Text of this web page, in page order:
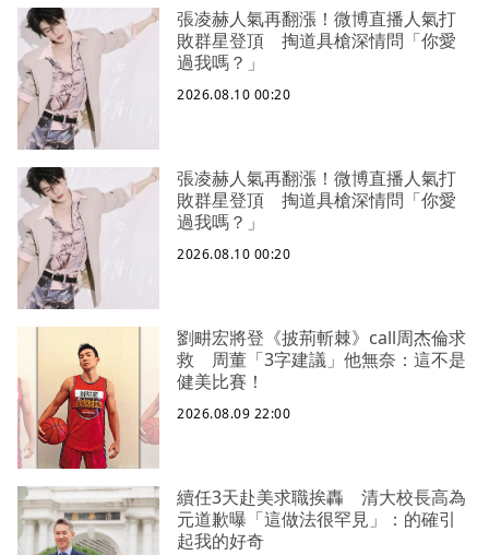
張凌赫人氣再翻漲！微博直播人氣打
敗群星登頂 掏道具槍深情問「你愛
過我嗎？」
2026.08.10 00:20
張凌赫人氣再翻漲！微博直播人氣打
敗群星登頂 掏道具槍深情問「你愛
過我嗎？」
2026.08.10 00:20
劉畊宏將登《披荊斬棘》call周杰倫求
救 周董「3字建議」他無奈：這不是
健美比賽！
2026.08.09 22:00
續任3天赴美求職挨轟 清大校長高為
元道歉曝「這做法很罕見」：的確引
起我的好奇